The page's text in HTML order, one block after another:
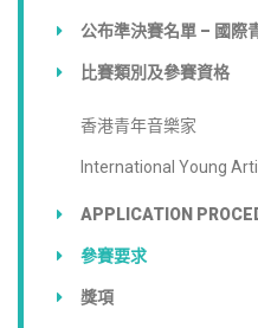
公布準決賽名單 – 國際
比賽類別及參賽資格
香港青年音樂家
International Young
APPLICATION
參賽要求
獎項